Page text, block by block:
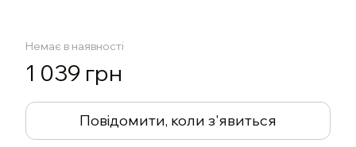
Немає в наявності
1 039 грн
Повідомити, коли з'явиться